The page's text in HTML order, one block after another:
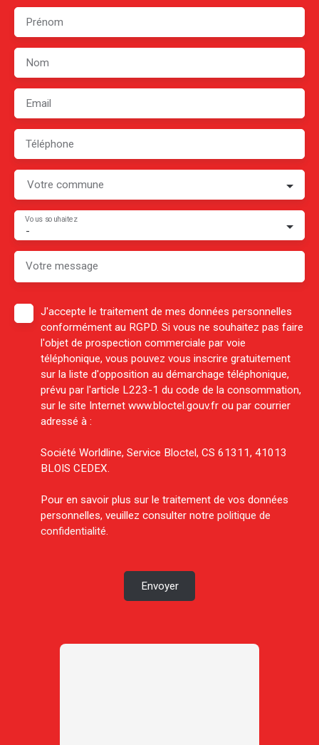
Prénom
Nom
Email
Téléphone
Votre commune
-
Vous souhaitez
Votre message
J'accepte le traitement de mes données personnelles
conformément au RGPD. Si vous ne souhaitez pas faire
l'objet de prospection commerciale par voie
téléphonique, vous pouvez vous inscrire gratuitement
sur la liste d'opposition au démarchage téléphonique,
prévu par l'article L223-1 du code de la consommation,
sur le site Internet www.bloctel.gouv.fr ou par courrier
adressé à :
Société Worldline, Service Bloctel, CS 61311, 41013
BLOIS CEDEX.
Pour en savoir plus sur le traitement de vos données
personnelles, veuillez consulter notre politique de
confidentialité.
Envoyer